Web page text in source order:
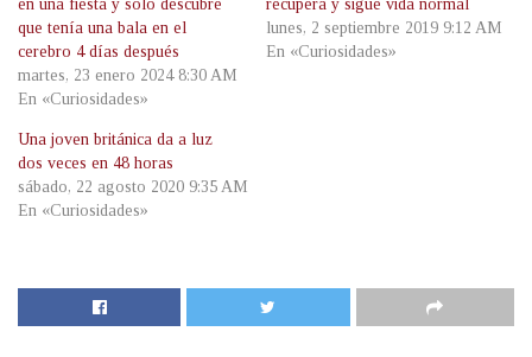
en una fiesta y solo descubre
que tenía una bala en el
cerebro 4 días después
martes, 23 enero 2024 8:30 AM
En «Curiosidades»
recupera y sigue vida normal
lunes, 2 septiembre 2019 9:12 AM
En «Curiosidades»
Una joven británica da a luz
dos veces en 48 horas
sábado, 22 agosto 2020 9:35 AM
En «Curiosidades»